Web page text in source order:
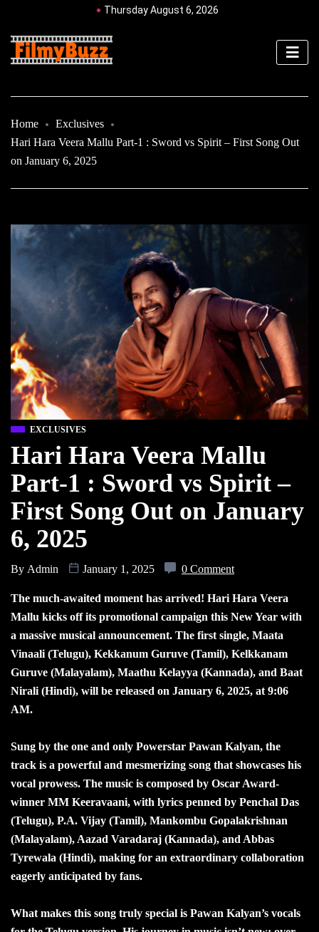
Thursday August 6, 2026
Home
Exclusives
Hari Hara Veera Mallu Part-1 : Sword vs Spirit – First Song Out
on January 6, 2025
EXCLUSIVES
Hari Hara Veera Mallu
Part-1 : Sword vs Spirit –
First Song Out on January
6, 2025
By Admin January 1, 2025 0 Comment
The much-awaited moment has arrived! Hari Hara Veera
Mallu kicks off its promotional campaign this New Year with
a massive musical announcement. The first single, Maata
Vinaali (Telugu), Kekkanum Guruve (Tamil), Kelkkanam
Guruve (Malayalam), Maathu Kelayya (Kannada), and Baat
Nirali (Hindi), will be released on January 6, 2025, at 9:06
AM.
Sung by the one and only Powerstar Pawan Kalyan, the
track is a powerful and mesmerizing song that showcases his
vocal prowess. The music is composed by Oscar Award-
winner MM Keeravaani, with lyrics penned by Penchal Das
(Telugu), P.A. Vijay (Tamil), Mankombu Gopalakrishnan
(Malayalam), Aazad Varadaraj (Kannada), and Abbas
Tyrewala (Hindi), making for an extraordinary collaboration
eagerly anticipated by fans.
What makes this song truly special is Pawan Kalyan’s vocals